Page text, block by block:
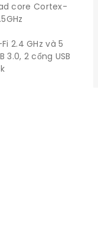
core Cortex-
2.4 GHz và 5
3.0, 2 cổng USB